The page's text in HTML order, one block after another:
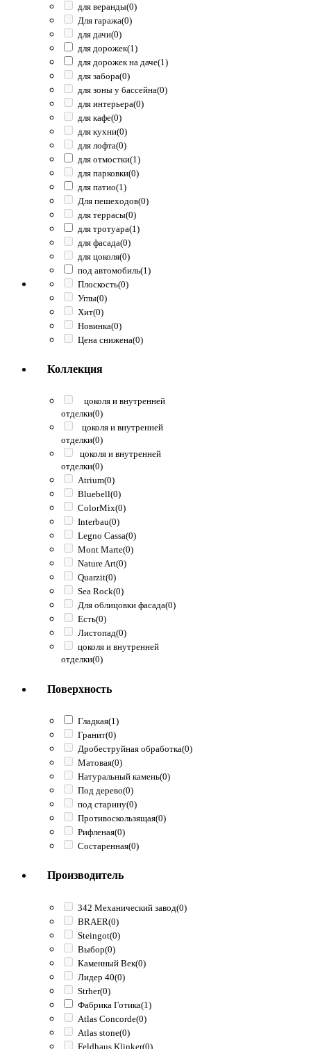
для веранды(0)
Для гаража(0)
для дачи(0)
для дорожек(1)
для дорожек на даче(1)
для забора(0)
для зоны у бассейна(0)
для интерьера(0)
для кафе(0)
для кухни(0)
для лофта(0)
для отмостки(1)
для парковки(0)
для патио(1)
Для пешеходов(0)
для террасы(0)
для тротуара(1)
для фасада(0)
для цоколя(0)
под автомобиль(1)
Плоскость(0)
Углы(0)
Хит(0)
Новинка(0)
Цена снижена(0)
Коллекция
цоколя и внутренней
отделки(0)
цоколя и внутренней
отделки(0)
цоколя и внутренней
отделки(0)
Atrium(0)
Bluebell(0)
ColorMix(0)
Interbau(0)
Legno Cassa(0)
Mont Marte(0)
Nature Art(0)
Quarzit(0)
Sea Rock(0)
Для облицовки фасада(0)
Есть(0)
Листопад(0)
цоколя и внутренней
отделки(0)
Поверхность
Гладкая(1)
Гранит(0)
Дробеструйная обработка(0)
Матовая(0)
Натуральный камень(0)
Под дерево(0)
под старину(0)
Противоскользящая(0)
Рифленая(0)
Состаренная(0)
Производитель
342 Механический завод(0)
BRAER(0)
Steingot(0)
Выбор(0)
Каменный Век(0)
Лидер 40(0)
Strher(0)
Фабрика Готика(1)
Atlas Concorde(0)
Atlas stone(0)
Feldhaus Klinker(0)